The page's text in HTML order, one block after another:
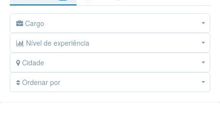
Cargo
Nível de experiência
Cidade
Ordenar por